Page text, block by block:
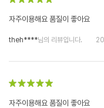
자주이용해요 품질이 좋아요
theh****님의 리뷰입니다.
자주이용해요 품질이 좋아요